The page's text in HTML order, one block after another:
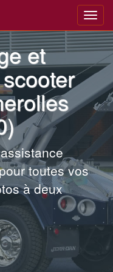
et
toutes vos
à deux